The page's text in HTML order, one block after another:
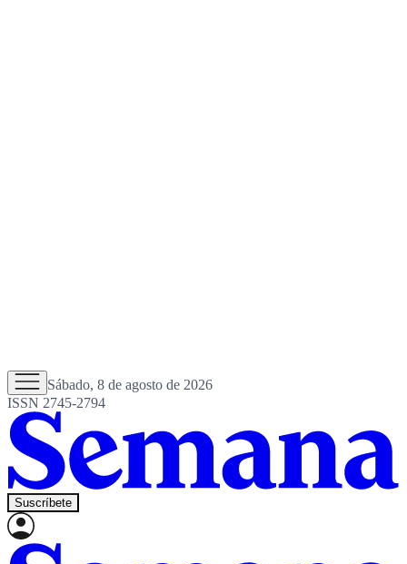
Sábado, 8 de agosto de 2026
ISSN 2745-2794
Suscríbete